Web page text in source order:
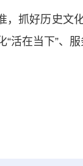
抓好历史文
活在当下”、服